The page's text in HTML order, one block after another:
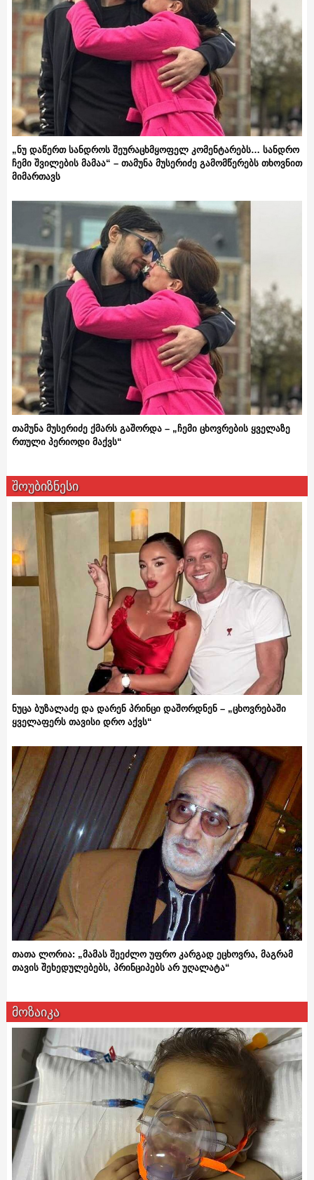
„ნუ დაწერთ სანდროს შეურაცხმყოფელ კომენტარებს… სანდრო
ჩემი შვილების მამაა“ – თამუნა მუსერიძე გამომწერებს თხოვნით
მიმართავს
თამუნა მუსერიძე ქმარს გაშორდა – „ჩემი ცხოვრების ყველაზე
რთული პერიოდი მაქვს“
შოუბიზნესი
ნუცა ბუზალაძე და დარენ პრინცი დაშორდნენ – „ცხოვრებაში
ყველაფერს თავისი დრო აქვს“
თათა ლორია: „მამას შეეძლო უფრო კარგად ეცხოვრა, მაგრამ
თავის შეხედულებებს, პრინციპებს არ უღალატა“
მოზაიკა